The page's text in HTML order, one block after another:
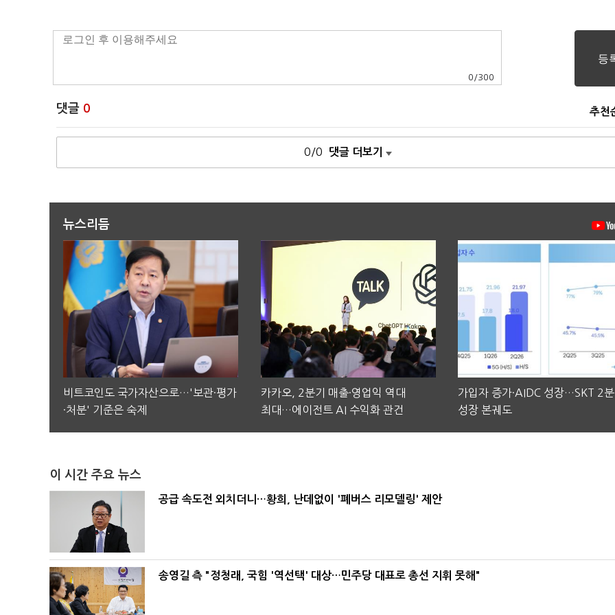
0 /300
댓글 0 추천
0/0 댓글 더보기
뉴스리듬
비트코인도 국가자산으로…'보관·평가
·처분' 기준은 숙제
카카오, 2분기 매출·영업익 역대
최대…에이전트 AI 수익화 관건
가입자 증가·AIDC 성장…SKT 2
성장 본궤도
이 시간 주요 뉴스
공급 속도전 외치더니…황희, 난데없이 '폐버스 리모델링' 제안
송영길 측 "정청래, 국힘 '역선택' 대상…민주당 대표로 총선 지휘 못해"